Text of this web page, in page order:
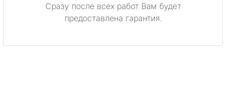
Сразу после всех работ Вам будет
предоставлена гарантия.